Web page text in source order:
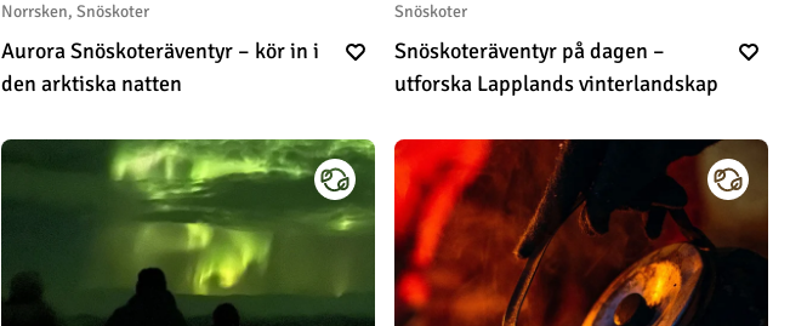
Norrsken, Snöskoter
Aurora Snöskoteräventyr – kör in i
den arktiska natten
Snöskoter
Snöskoteräventyr på dagen –
utforska Lapplands vinterlandskap